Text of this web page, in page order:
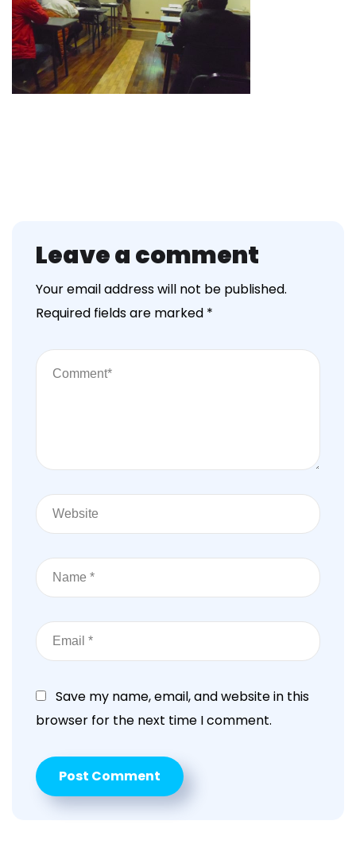
Leave a comment
Your email address will not be published.
Required fields are marked *
Save my name, email, and website in this
browser for the next time I comment.